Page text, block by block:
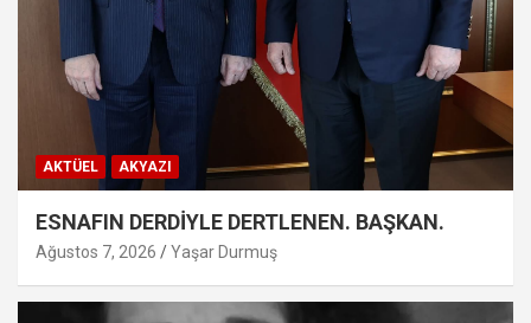
AKTÜEL AKYAZI
ESNAFIN DERDİYLE DERTLENEN. BAŞKAN.
Ağustos 7, 2026 Yaşar Durmuş